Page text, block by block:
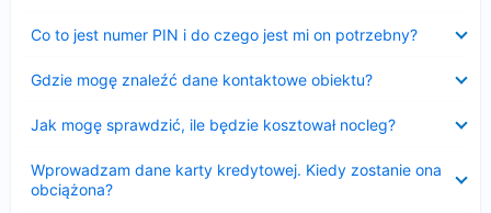
Co to jest numer PIN i do czego jest mi on potrzebny?
Gdzie mogę znaleźć dane kontaktowe obiektu?
Jak mogę sprawdzić, ile będzie kosztował nocleg?
Wprowadzam dane karty kredytowej. Kiedy zostanie ona
obciążona?